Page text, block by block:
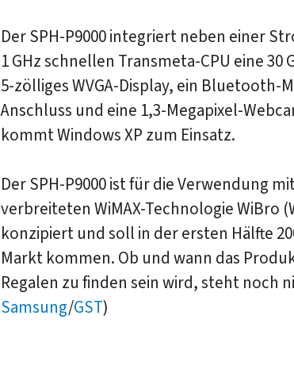
Der SPH-P9000 integriert neben einer
1 GHz schnellen Transmeta-CPU eine
5-zölliges WVGA-Display, ein Bluetooth-
Anschluss und eine 1,3-Megapixel-
kommt Windows XP zum Einsatz.
Der SPH-P9000 ist für die Verwendung
verbreiteten WiMAX-Technologie WiBro
konzipiert und soll in der ersten Hälfte
Markt kommen. Ob und wann das
Regalen zu finden sein wird, steht noch
Samsung/GST)